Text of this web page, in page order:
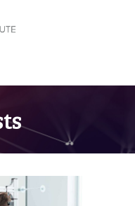
Artificielle